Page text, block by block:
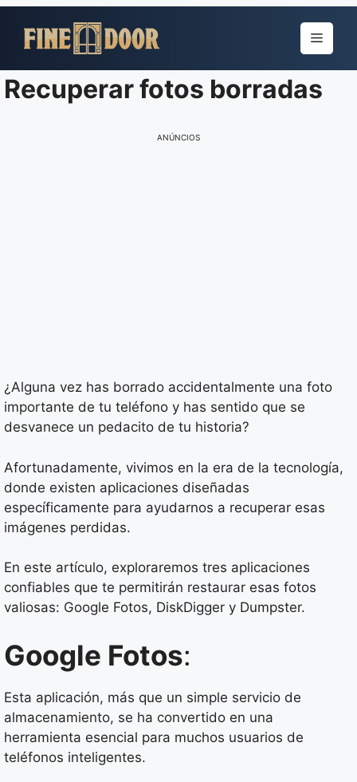
para
conteúdo
Menu
Recuperar fotos borradas
ANÚNCIOS
¿Alguna vez has borrado accidentalmente una foto
importante de tu teléfono y has sentido que se
desvanece un pedacito de tu historia?
Afortunadamente, vivimos en la era de la tecnología,
donde existen aplicaciones diseñadas
específicamente para ayudarnos a recuperar esas
imágenes perdidas.
En este artículo, exploraremos tres aplicaciones
confiables que te permitirán restaurar esas fotos
valiosas: Google Fotos, DiskDigger y Dumpster.
Google Fotos:
Esta aplicación, más que un simple servicio de
almacenamiento, se ha convertido en una
herramienta esencial para muchos usuarios de
teléfonos inteligentes.